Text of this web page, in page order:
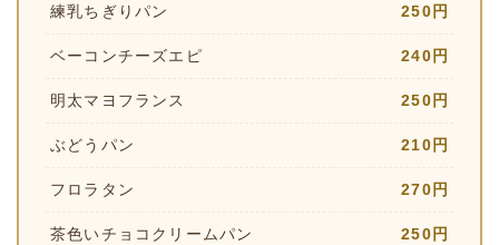
練乳ちぎりパン 250円
ベーコンチーズエピ 240円
明太マヨフランス 250円
ぶどうパン 210円
フロラタン 270円
茶色いチョコクリームパン 250円